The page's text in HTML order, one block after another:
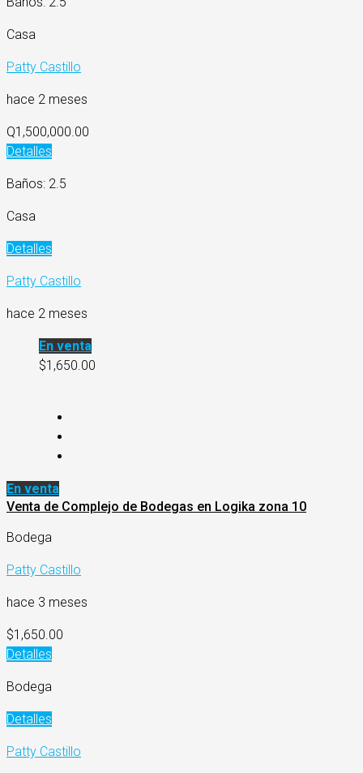
Casa
Patty Castillo
hace 2 meses
Q1,500,000.00
Detalles
Baños: 2.5
Casa
Detalles
Patty Castillo
hace 2 meses
En venta
$1,650.00
En venta
Venta de Complejo de Bodegas en Logika zona 10
Bodega
Patty Castillo
hace 3 meses
$1,650.00
Detalles
Bodega
Detalles
Patty Castillo